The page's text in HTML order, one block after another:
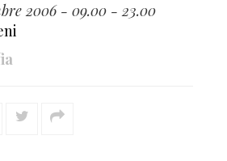
2006 - 09.00 - 23.00